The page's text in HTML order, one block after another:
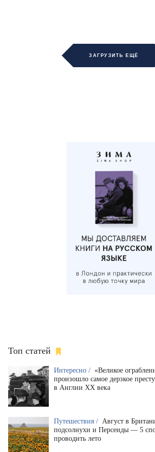
ЗАГРУЗИТЬ ЕЩЁ
Топ статей
Интересно / «Великое
произошло самое дерзкое
в Англии XX века
Путешествия / Август в
подсолнухи и Персеиды — 5
проводить лето